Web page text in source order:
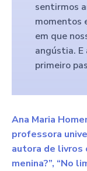
sentirmos
momentos
em que
angústia.
primeiro
Ana Maria
professora
autora de livros
menina?”, “No